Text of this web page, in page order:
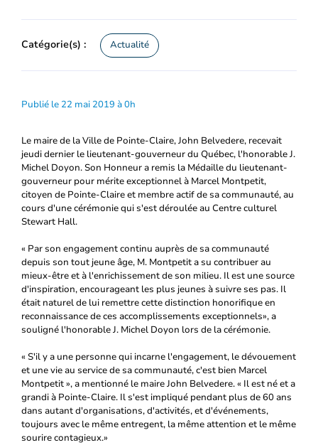
Catégorie(s) : Actualité
Publié le 22 mai 2019 à 0h
Le maire de la Ville de Pointe-Claire, John Belvedere, recevait
jeudi dernier le lieutenant-gouverneur du Québec, l'honorable J.
Michel Doyon. Son Honneur a remis la Médaille du lieutenant-
gouverneur pour mérite exceptionnel à Marcel Montpetit,
citoyen de Pointe-Claire et membre actif de sa communauté, au
cours d'une cérémonie qui s'est déroulée au Centre culturel
Stewart Hall.
« Par son engagement continu auprès de sa communauté
depuis son tout jeune âge, M. Montpetit a su contribuer au
mieux-être et à l'enrichissement de son milieu. Il est une source
d'inspiration, encourageant les plus jeunes à suivre ses pas. Il
était naturel de lui remettre cette distinction honorifique en
reconnaissance de ces accomplissements exceptionnels», a
souligné l'honorable J. Michel Doyon lors de la cérémonie.
« S'il y a une personne qui incarne l'engagement, le dévouement
et une vie au service de sa communauté, c'est bien Marcel
Montpetit », a mentionné le maire John Belvedere. « Il est né et a
grandi à Pointe-Claire. Il s'est impliqué pendant plus de 60 ans
dans autant d'organisations, d'activités, et d'événements,
toujours avec le même entregent, la même attention et le même
sourire contagieux.»